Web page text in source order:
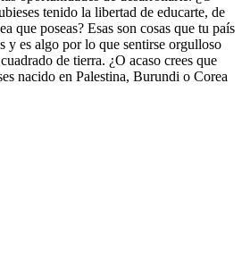
tenido la libertad de educarte, de
que poseas? Esas son cosas que tu país
y es algo por lo que sentirse orgulloso
de tierra. ¿O acaso crees que
nacido en Palestina, Burundi o Corea